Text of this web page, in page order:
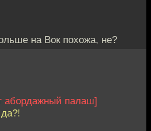
на Вок похожа, не?
абордажный палаш]